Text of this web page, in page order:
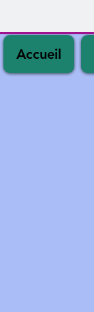
Accueil